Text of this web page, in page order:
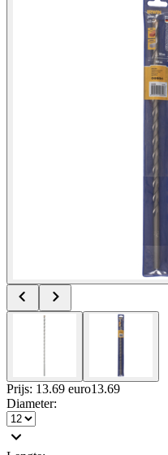
Prijs: 13.69 euro13.69
Diameter: